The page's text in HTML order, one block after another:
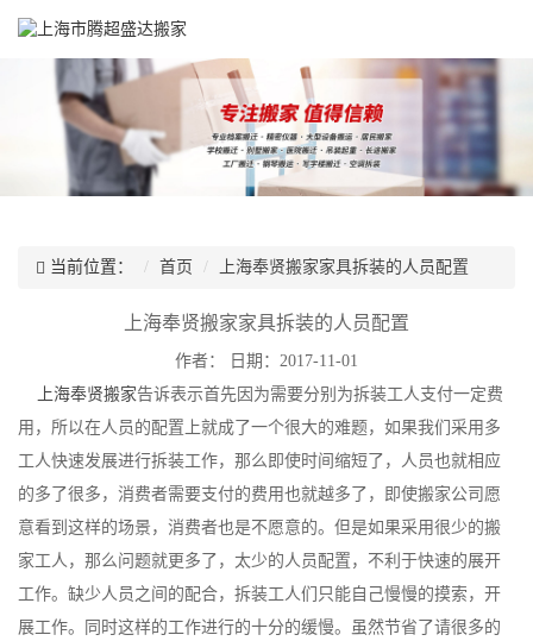
当前位置： 首页 上海奉贤搬家家具拆装的人员配置
上海奉贤搬家家具拆装的人员配置
作者：
日期：2017-11-01
上海奉贤搬家告诉表示首先因为需要分别为拆装工人支付一定费
用，所以在人员的配置上就成了一个很大的难题，如果我们采用多
工人快速发展进行拆装工作，那么即使时间缩短了，人员也就相应
的多了很多，消费者需要支付的费用也就越多了，即使搬家公司愿
意看到这样的场景，消费者也是不愿意的。但是如果采用很少的搬
家工人，那么问题就更多了，太少的人员配置，不利于快速的展开
工作。缺少人员之间的配合，拆装工人们只能自己慢慢的摸索，开
展工作。同时这样的工作进行的十分的缓慢。虽然节省了请很多的